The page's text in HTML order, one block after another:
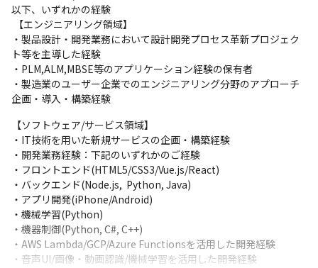
マップ策定を行います。
・戦略策定から、システムの導入、海外を含む各拠点へのロール
アウトから業務定着の支援、システムの保守・運用まで、すべて
のフェーズに対して一気通貫でのコンサルティング、実装支援を
提供します。
【ソフトウェア/サービス領域】
ードとソフト/クラウドを融合した新規サービスを開始したいお客
様に対し、その実現を支援します。
・製品/サービスの検討・推進、プロトタイピングやソリューショ
ンアーキテクチャーの検討・設計、及びソフトウェア開発まで一
気通貫で提供します。
＜プロジェクト例＞
・電機メーカーにおけるSmart Products開発
お客様の主軸ビジネスである家電製品にネットワーク接続機能、
音声認識機能を搭載し、クラウドサービスを開始するプロジェク
以下、いずれかの経験
・製品設計・開発業務において設計開発プロセス革新プロジェク
ト等を主導した経験
・PLM,ALM,MBSE等のアプリケーション経験の保有者
・製造業のユーザー企業でのエンジニアリング分野のアプローチ
企画・導入・構築経験
【ソフトウェア/サービス領域】
・IT技術を用いた新規サービスの企画・構築経験
・開発業務経験：下記のいずれかのご経験
・フロントエンド(HTML5/CSS3/Vue.js/React)
・バックエンド(Node.js,  Python, Java)
・アプリ開発(iPhone/Android)
・機械学習(Python)
・機器制御(Python, C#, C++)
・AWS Lambda/GCP/Azure Functionsを活用した開発経験
・音声UI/画像・動画認識/機械学習を活用した開発経験